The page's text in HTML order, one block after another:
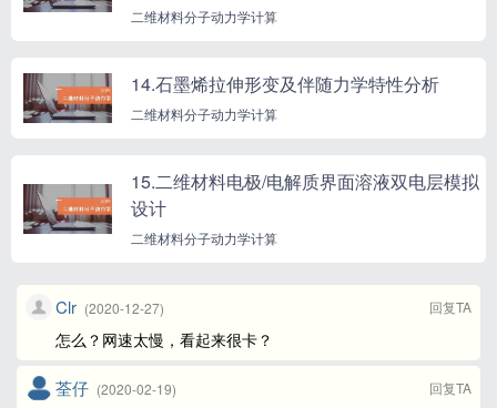
二维材料分子动力学计算
14.石墨烯拉伸形变及伴随力学特性分析
二维材料分子动力学计算
15.二维材料电极/电解质界面溶液双电层模拟
设计
二维材料分子动力学计算
Clr (2020-12-27) 回复TA
怎么？网速太慢，看起来很卡？
荃仔 (2020-02-19) 回复TA